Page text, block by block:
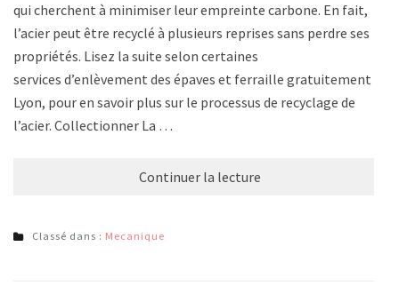
qui cherchent à minimiser leur empreinte carbone. En fait,
l’acier peut être recyclé à plusieurs reprises sans perdre ses
propriétés. Lisez la suite selon certaines
services d’enlèvement des épaves et ferraille gratuitement a
Lyon, pour en savoir plus sur le processus de recyclage de
l’acier. Collectionner La …
Continuer la lecture
Classé dans : Mecanique